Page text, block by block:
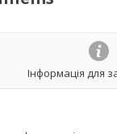
Інформація для